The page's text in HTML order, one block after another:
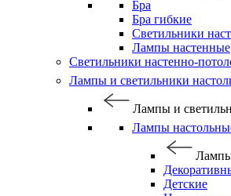
Бра
Бра гибкие
Светильники
Лампы настенные
Светильники настенно-
Лампы и светильники
Лампы и
Лампы
Детские